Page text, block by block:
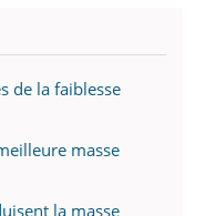
de la faiblesse
masse
la masse